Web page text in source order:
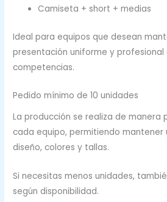
Camiseta + short + medias
Ideal para equipos que desean
presentación uniforme y profesional
competencias.
Pedido mínimo de 10 unidades
La producción se realiza de manera
cada equipo, permitiendo mantener
diseño, colores y tallas.
Si necesitas menos unidades,
según disponibilidad.